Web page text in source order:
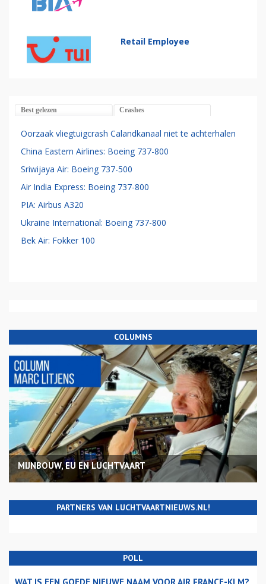
Retail Employee
Best gelezen Crashes
Oorzaak vliegtuigcrash Calandkanaal niet te achterhalen
China Eastern Airlines: Boeing 737-800
Sriwijaya Air: Boeing 737-500
Air India Express: Boeing 737-800
PIA: Airbus A320
Ukraine International: Boeing 737-800
Bek Air: Fokker 100
COLUMNS
MIJNBOUW, EU EN LUCHTVAART
PARTNERS VAN LUCHTVAARTNIEUWS.NL!
POLL